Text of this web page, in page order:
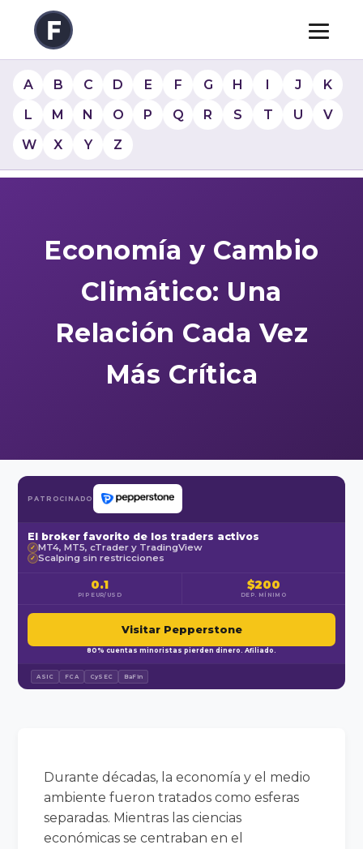
A B C D E F G H I J
K
L
M N O P Q R S T U
V
W
X Y Z
Economía y Cambio
Climático: Una
Relación Cada Vez
Más Crítica
PATROCINADO
El broker favorito de los traders activos
✓ MT4, MT5, cTrader y TradingView
✓ Scalping sin restricciones
0.1
PIP EUR/USD
$200
DEP. MÍNIMO
Visitar Pepperstone
80% cuentas minoristas pierden dinero. Afiliado.
ASIC FCA CySEC BaFin
Durante décadas, la economía y el medio
ambiente fueron tratados como esferas
separadas. Mientras las ciencias
económicas se centraban en el